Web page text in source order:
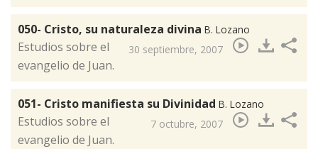
050- Cristo, su naturaleza divina B. Lozano
30 septiembre, 2007
​Estudios sobre el
evangelio de Juan.
051- Cristo manifiesta su Divinidad B. Lozano
7 octubre, 2007
​Estudios sobre el
evangelio de Juan.